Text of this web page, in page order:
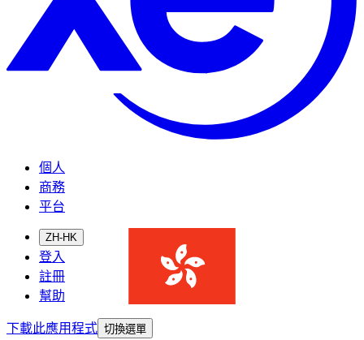
個人
商務
平台
ZH-HK
登入
註冊
幫助
下載此應用程式 切換選單